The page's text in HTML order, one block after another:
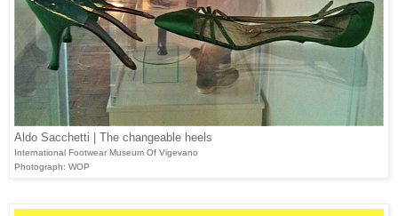
Aldo Sacchetti | The changeable heels
International Footwear Museum Of Vigevano
Photograph: WOP